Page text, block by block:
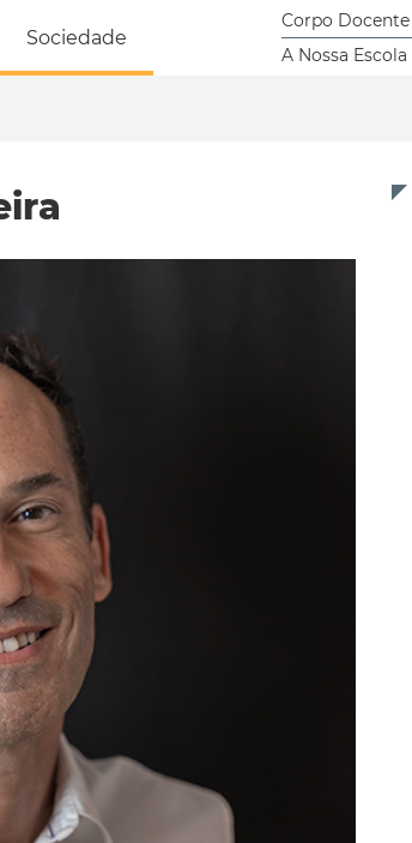
Humana
Sociedade
Corpo Docente
A Nossa Escola